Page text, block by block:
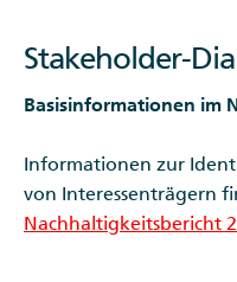
Stakeholder-
Basisinformationen im
Informationen zur
von Interessenträgern
Nachhaltigkeitsbericht